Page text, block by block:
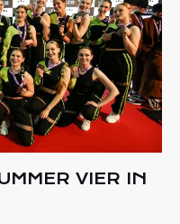
VIER IN